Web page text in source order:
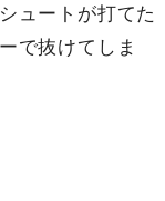
ュートが打てた
で抜けてしま